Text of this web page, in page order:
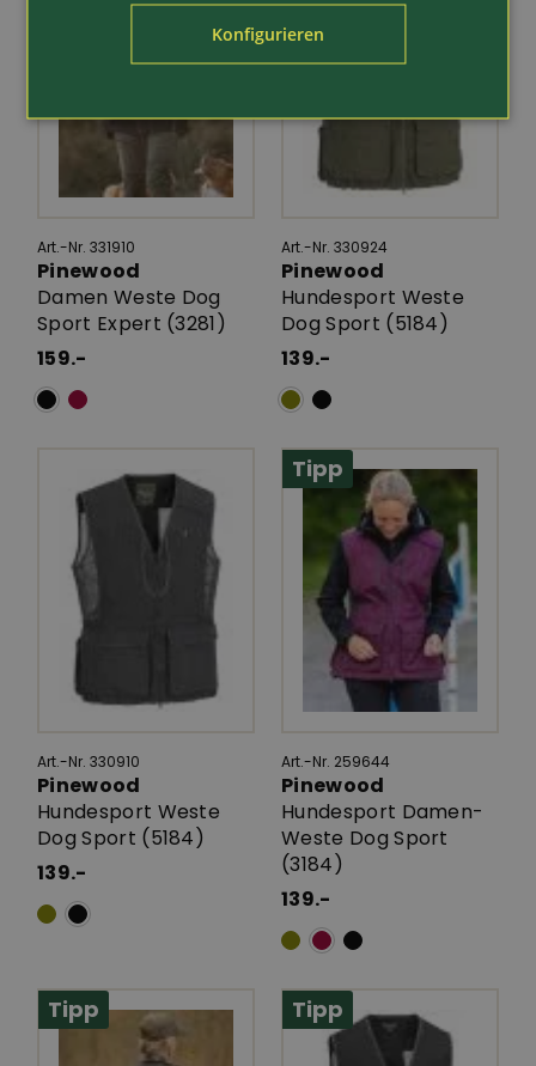
Art.-Nr. 331910
Pinewood
Damen Weste Dog
Sport Expert (3281)
159.-
Art.-Nr. 330924
Pinewood
Hundesport Weste
Dog Sport (5184)
139.-
Art.-Nr. 330910
Pinewood
Hundesport Weste
Dog Sport (5184)
139.-
Tipp
Art.-Nr. 259644
Pinewood
Hundesport Damen-
Weste Dog Sport
(3184)
139.-
Tipp Tipp
Konfigurieren